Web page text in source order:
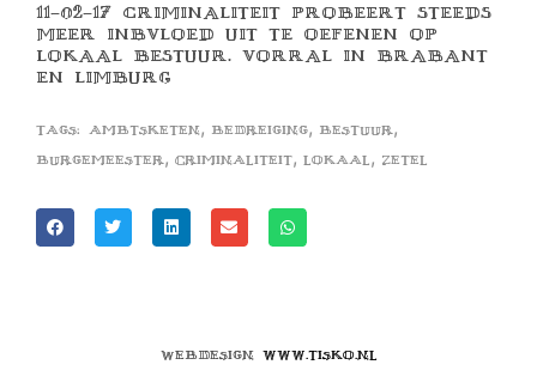
11-02-17 CRIMINALITEIT PROBEERT STEEDS
MEER INBVLOED UIT TE OEFENEN OP
LOKAAL BESTUUR. VORRAL IN BRABANT
EN LIMBURG
Tags: ambtsketen, bedreiging, bestuur,
burgemeester, criminaliteit, lokaal, zetel
Webdesign www.tisko.nl